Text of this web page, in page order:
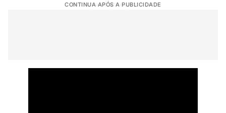
CONTINUA APÓS A PUBLICIDADE